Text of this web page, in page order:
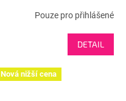
Pouze pro přihlášené
DETAIL
Nová nižší cena